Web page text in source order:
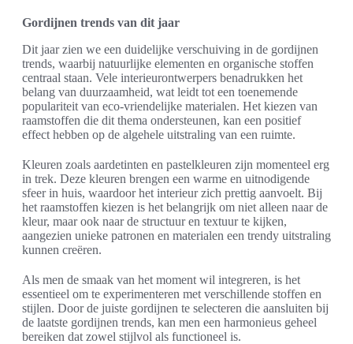
Gordijnen trends van dit jaar
Dit jaar zien we een duidelijke verschuiving in de gordijnen
trends, waarbij natuurlijke elementen en organische stoffen
centraal staan. Vele interieurontwerpers benadrukken het
belang van duurzaamheid, wat leidt tot een toenemende
populariteit van eco-vriendelijke materialen. Het kiezen van
raamstoffen die dit thema ondersteunen, kan een positief
effect hebben op de algehele uitstraling van een ruimte.
Kleuren zoals aardetinten en pastelkleuren zijn momenteel erg
in trek. Deze kleuren brengen een warme en uitnodigende
sfeer in huis, waardoor het interieur zich prettig aanvoelt. Bij
het raamstoffen kiezen is het belangrijk om niet alleen naar de
kleur, maar ook naar de structuur en textuur te kijken,
aangezien unieke patronen en materialen een trendy uitstraling
kunnen creëren.
Als men de smaak van het moment wil integreren, is het
essentieel om te experimenteren met verschillende stoffen en
stijlen. Door de juiste gordijnen te selecteren die aansluiten bij
de laatste gordijnen trends, kan men een harmonieus geheel
bereiken dat zowel stijlvol als functioneel is.